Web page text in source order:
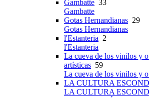
Gambatte 33
Gambatte
Gotas Hernandianas 29
Gotas Hernandianas
l'Estanteria 2
l'Estanteria
La cueva de los vinilos y
artísticas 59
La cueva de los vinilos y
LA CULTURA
LA CULTURA